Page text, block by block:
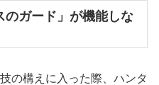
のガード」が機能しな
の構えに入った際、ハンタ